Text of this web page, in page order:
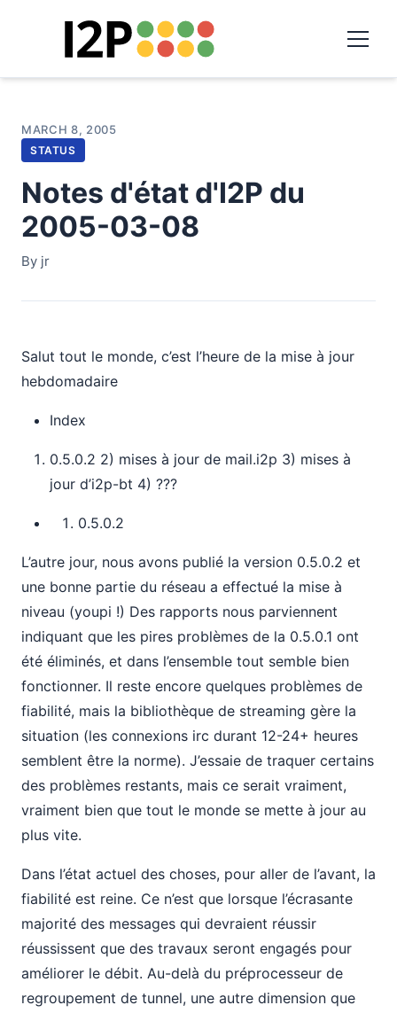
MARCH 8, 2005
STATUS
Notes d'état d'I2P du
2005-03-08
By jr
Salut tout le monde, c’est l’heure de la mise à jour
hebdomadaire
Index
0.5.0.2 2) mises à jour de mail.i2p 3) mises à
jour d’i2p-bt 4) ???
0.5.0.2
L’autre jour, nous avons publié la version 0.5.0.2 et
une bonne partie du réseau a effectué la mise à
niveau (youpi !) Des rapports nous parviennent
indiquant que les pires problèmes de la 0.5.0.1 ont
été éliminés, et dans l’ensemble tout semble bien
fonctionner. Il reste encore quelques problèmes de
fiabilité, mais la bibliothèque de streaming gère la
situation (les connexions irc durant 12-24+ heures
semblent être la norme). J’essaie de traquer certains
des problèmes restants, mais ce serait vraiment,
vraiment bien que tout le monde se mette à jour au
plus vite.
Dans l’état actuel des choses, pour aller de l’avant, la
fiabilité est reine. Ce n’est que lorsque l’écrasante
majorité des messages qui devraient réussir
réussissent que des travaux seront engagés pour
améliorer le débit. Au-delà du préprocesseur de
regroupement de tunnel, une autre dimension que